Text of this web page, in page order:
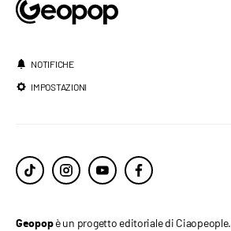
NOTIFICHE
IMPOSTAZIONI
Geopopè un progetto editoriale di Ciaopeople.